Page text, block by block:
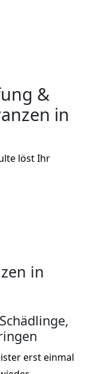
&
in
löst Ihr
in
erst einmal